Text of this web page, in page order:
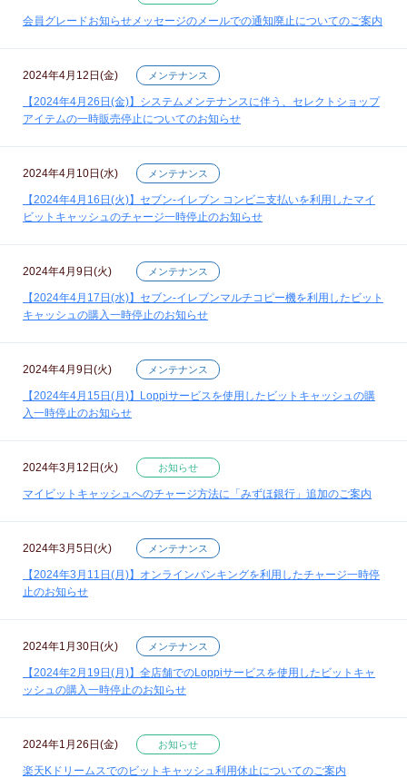
会員グレードお知らせメッセージのメールでの通知廃止についてのご案内
2024年4月12日(金) メンテナンス
【2024年4月26日(金)】システムメンテナンスに伴う、セレクトショップ
アイテムの一時販売停止についてのお知らせ
2024年4月10日(水) メンテナンス
【2024年4月16日(火)】セブン‐イレブン コンビニ支払いを利用したマイ
ビットキャッシュのチャージ一時停止のお知らせ
2024年4月9日(火) メンテナンス
【2024年4月17日(水)】セブン‐イレブンマルチコピー機を利用したビット
キャッシュの購入一時停止のお知らせ
2024年4月9日(火) メンテナンス
【2024年4月15日(月)】Loppiサービスを使用したビットキャッシュの購
入一時停止のお知らせ
2024年3月12日(火) お知らせ
マイビットキャッシュへのチャージ方法に「みずほ銀行」追加のご案内
2024年3月5日(火) メンテナンス
【2024年3月11日(月)】オンラインバンキングを利用したチャージ一時停
止のお知らせ
2024年1月30日(火) メンテナンス
【2024年2月19日(月)】全店舗でのLoppiサービスを使用したビットキャ
ッシュの購入一時停止のお知らせ
2024年1月26日(金) お知らせ
楽天Kドリームスでのビットキャッシュ利用休止についてのご案内